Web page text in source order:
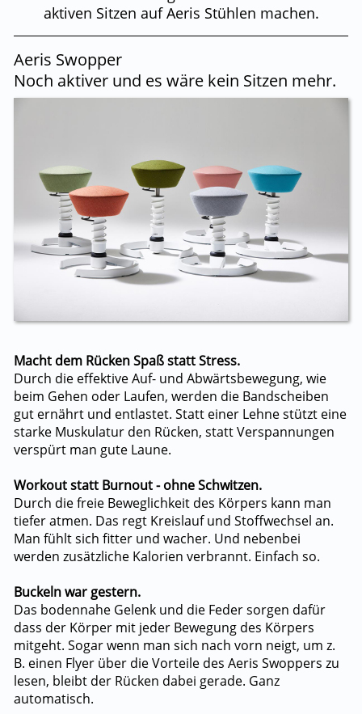
aktiven Sitzen auf Aeris Stühlen machen.
Aeris Swopper
Noch aktiver und es wäre kein Sitzen mehr.
Macht dem Rücken Spaß statt Stress.
Durch die effektive Auf- und Abwärtsbewegung, wie
beim Gehen oder Laufen, werden die Bandscheiben
gut ernährt und entlastet. Statt einer Lehne stützt eine
starke Muskulatur den Rücken, statt Verspannungen
verspürt man gute Laune.
Workout statt Burnout - ohne Schwitzen.
Durch die freie Beweglichkeit des Körpers kann man
tiefer atmen. Das regt Kreislauf und Stoffwechsel an.
Man fühlt sich fitter und wacher. Und nebenbei
werden zusätzliche Kalorien verbrannt. Einfach so.
Buckeln war gestern.
Das bodennahe Gelenk und die Feder sorgen dafür
dass der Körper mit jeder Bewegung des Körpers
mitgeht. Sogar wenn man sich nach vorn neigt, um z.
B. einen Flyer über die Vorteile des Aeris Swoppers zu
lesen, bleibt der Rücken dabei gerade. Ganz
automatisch.